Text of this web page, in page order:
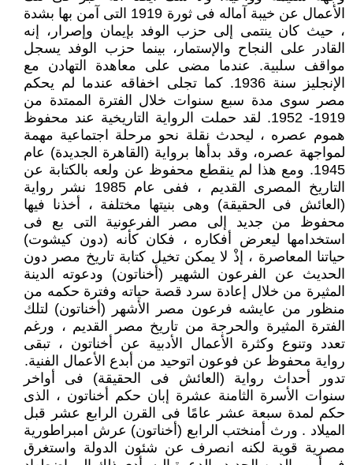
الأعمال عن خيبة آماله فى ثورة 1919 التى آمن بها بشدة
، حيث كان ينتمى إلى حزب الوفد بإيمان وإصرار، إنه
القادر على النجاح والإستمار، بينما حزب الوفد يسجل
مواقف سلبية. عندما مضى على معاهدة التهادن مع
الإنجليز سنة 1936. كما تجلى اخفاقه عندما لم يحكم
مصر سوى مدة سبع سنوات خلال الفترة الممتدة من
1919- 1952. لقد حملت الرواية التاريخية عند محفوظ
هموم عصره ، ليحدث نقلة نحو مرحلة اجتماعية مهمة
لمواجهة عصره، وقد بدأها برواية (القاهرة الجديدة) عام
1945. ومع هذا لم ينقطع محفوظ عن ولعه بالكتابة عن
التاريخ المصرى القديم ، ففى عام 1985 نشر رواية
(العائش فى الحقيقة) وهى بنيتها مختلفة ، أخذنا فيها
محفوظ من جديد إلى مصر الفرعونية التى بع فى
استخدامها ليعرض أفكاره ، فكان كأنه (دون كيشوت)
حياتنا المعاصرة ، إذْ لا يمكن تخيل كتابة تاريخ مصر دون
الحديث عن الفرعون الشهير (أخناتون) ودعوته الدينة
المثيرة من خلال إعادة سرد قصة حياته وفترة حكمه من
منظور من عايشه فرعون مصر الأشهر (أخناتون) لتلك
الفترة المثيرة والحرجة من تاريخ مصر القديم ، ورغم
تعدد وتنوع وكثرة الأعمال الأدبية عن أخناتون ، تبقى
رواية محفوظ عن فوعون اتوحيد من أبدع الأعمال الفنية.
تدور أحداث رواية (العائش فى الحقيقة) فى أواخر
سنوات الأسرة الثامنة عشرة إبان حكم أخناتون ، الذى
حكم لمدة سبعة عشر عامًا فى القرن الرابع عشر قبل
الميلاد . ورث أمنختب الرابع (أخناتون) عرش امبراطورية
مصرية قوية لكنه انصرف عن شئون الدولة واستغرق